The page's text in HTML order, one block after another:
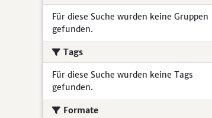
Für diese Suche wurden keine Gruppen
gefunden.
Tags
Für diese Suche wurden keine Tags
gefunden.
Formate